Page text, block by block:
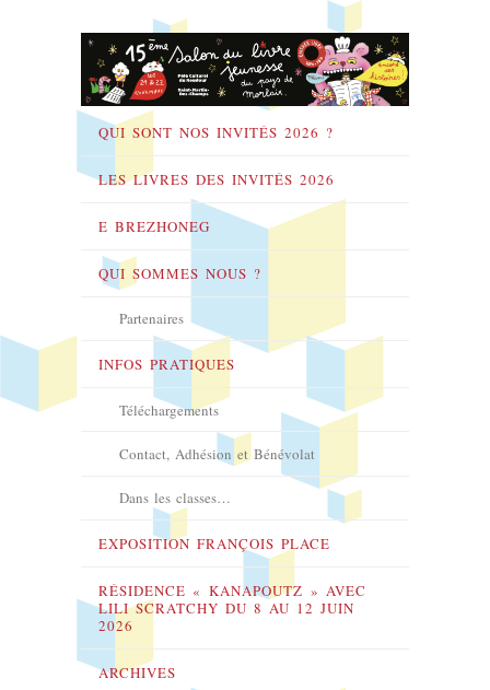
QUI SONT NOS INVITÉS 2026 ?
LES LIVRES DES INVITÉS 2026
E BREZHONEG
QUI SOMMES NOUS ?
Partenaires
INFOS PRATIQUES
Téléchargements
Contact, Adhésion et Bénévolat
Dans les classes…
EXPOSITION FRANÇOIS PLACE
RÉSIDENCE « KANAPOUTZ » AVEC
LILI SCRATCHY DU 8 AU 12 JUIN
2026
ARCHIVES